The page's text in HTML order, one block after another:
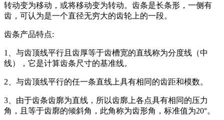
转动变为移动，或将移动变为转动。齿条是长条形，一侧有
齿，可认为是一个直径无穷大的齿轮上的一段。
齿条产品特点:
1、与齿顶线平行且齿厚等于齿槽宽的直线称为分度线（中
线），它是计算齿条尺寸的基准线。
2、与齿顶线平行的任一条直线上具有相同的齿距和模数。
3、由于齿条齿廓为直线，所以齿廓上各点具有相同的压力
角，且等于齿廓的倾斜角，此角称为齿形角，标准值为20°。